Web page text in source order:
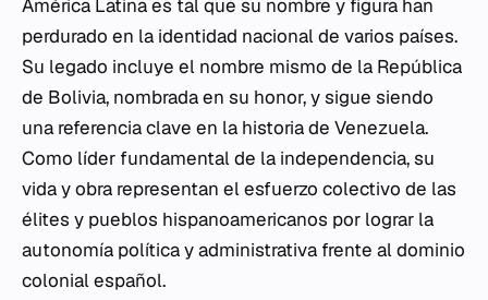
América Latina es tal que su nombre y figura han
perdurado en la identidad nacional de varios países.
Su legado incluye el nombre mismo de la República
de Bolivia, nombrada en su honor, y sigue siendo
una referencia clave en la historia de Venezuela.
Como líder fundamental de la independencia, su
vida y obra representan el esfuerzo colectivo de las
élites y pueblos hispanoamericanos por lograr la
autonomía política y administrativa frente al dominio
colonial español.